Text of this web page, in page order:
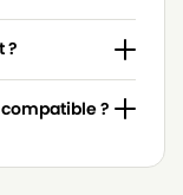
?
?